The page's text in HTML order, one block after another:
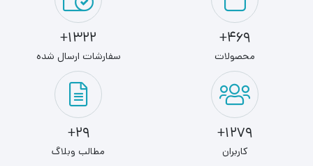
469+
محصولات
1322+
سفارشات ارسال شده
1279+
کاربران
29+
مطالب وبلاگ